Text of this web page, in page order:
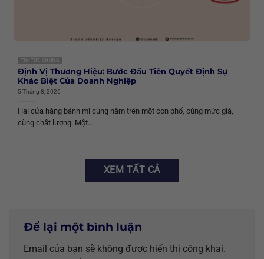
TIN TỨC CHUNG
Định Vị Thương Hiệu: Bước Đầu Tiên Quyết Định Sự
Khác Biệt Của Doanh Nghiệp
5 Tháng 8, 2026
Hai cửa hàng bánh mì cùng nằm trên một con phố, cùng mức giá,
cùng chất lượng. Một...
XEM TẤT CẢ
Để lại một bình luận
Email của bạn sẽ không được hiển thị công khai.